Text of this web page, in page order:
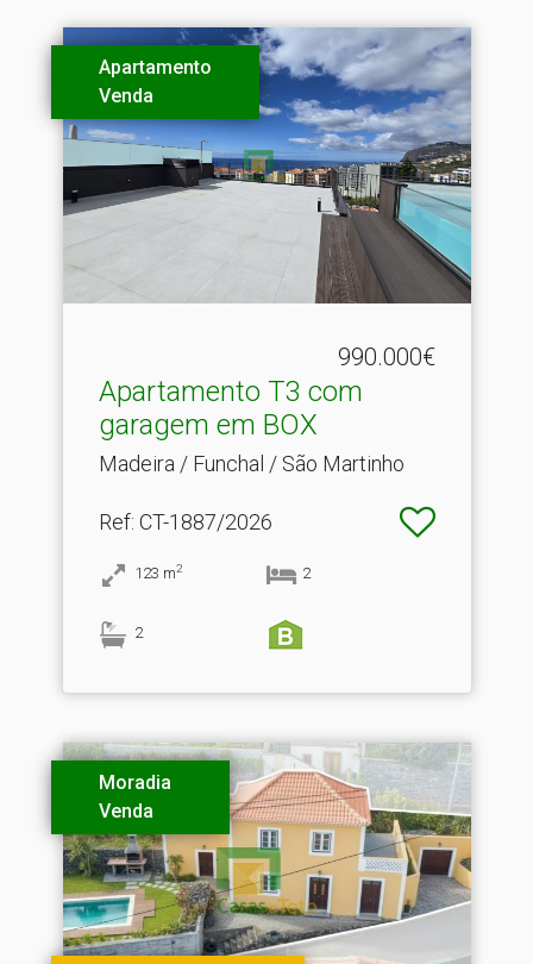
Apartamento
Venda
990.000€
Apartamento T3 com
garagem em BOX
Madeira / Funchal / São Martinho
Ref: CT-1887/2026
123 m2 2
2
Moradia
Venda